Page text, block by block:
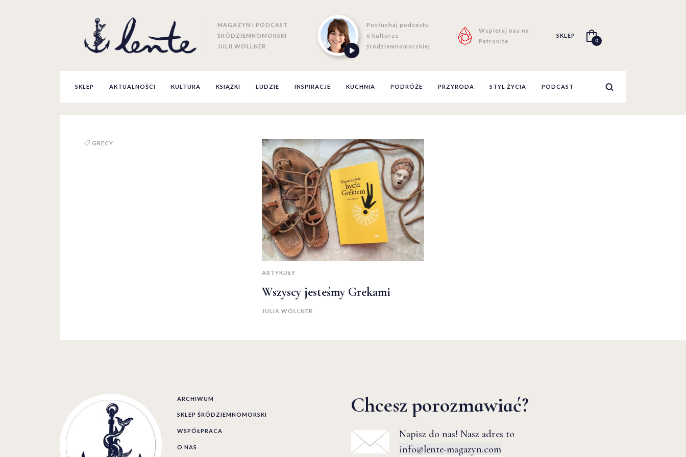
MAGAZYN I PODCAST
ŚRÓDZIEMNOMORSKI
JULII WOLLNER
Posłuchaj podcastu
o kulturze
śródziemnomorskiej
Wspieraj nas na
Patronite
SKLEP
0
SKLEP AKTUALNOŚCI KULTURA KSIĄŻKI LUDZIE INSPIRACJE KUCHNIA PODRÓŻE PRZYRODA STYL ŻYCIA PODCAST
GRECY
ARTYKUŁY
Wszyscy jesteśmy Grekami
JULIA WOLLNER
Chcesz porozmawiać?
Napisz do nas! Nasz adres to
info@lente-magazyn.com
ARCHIWUM
SKLEP ŚRÓDZIEMNOMORSKI
WSPÓŁPRACA
O NAS